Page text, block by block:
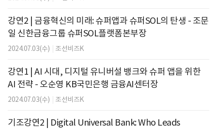
강연2 | 금융혁신의 미래: 슈퍼앱과 슈퍼SOL의 탄생 - 조문
일 신한금융그룹 슈퍼SOL플랫폼본부장
2024.07.03(수) 조선비즈K
강연1 | AI 시대, 디지털 유니버설 뱅크와 슈퍼 앱을 위한
AI 전략 - 오순영 KB국민은행 금융AI센터장
2024.07.03(수) 조선비즈K
기조강연2 | Digital Universal Bank: Who Leads